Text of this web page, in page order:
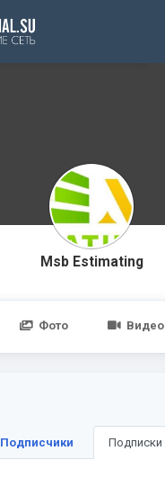
Msb Estimating
Фото Видео
Подписчики Подписки